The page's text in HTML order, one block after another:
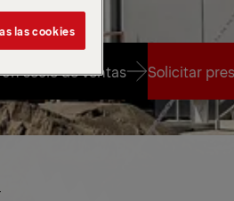
socio de ventas
socio de ventas
Solicitar
Solicitar
las cookies